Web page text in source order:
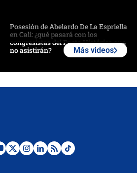
Posesión de Abelardo De La Espriella
en Cali: ¿qué pasará con los
congresistas del Pacto Histórico que
no asistirán?
¿Por qué De la Espriella gobernará
Más videos